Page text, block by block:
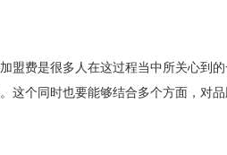
费是很多人在这过程当中所关心到的
这个同时也要能够结合多个方面，对品